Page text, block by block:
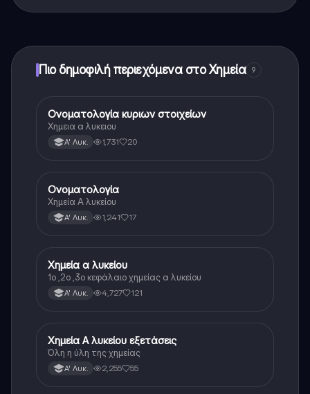
Πιο δημοφιλή περιεχόμενα στο Χημεία 9
Χημεία
Ονοματολογία κυριων στοιχείων
Χημεια α λυκειου
Α' Λυκ. 1,731 20
Χημεία
Ονοματολογία
Χημεία Α λυκείου
Α' Λυκ. 1,241 17
Χημεία
Χημεία α λυκείου
1ο ,2ο ,3ο κεφάλαιο χημείας α λυκείου
Α' Λυκ. 4,727 121
Χημεία
Χημεία Α λυκείου εξετάσεις
Όλη η ύλη της χημείας
Α' Λυκ. 2,255 55